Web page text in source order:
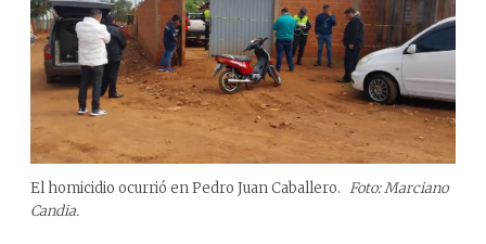
El homicidio ocurrió en Pedro Juan Caballero. Foto: Marciano
Candia.